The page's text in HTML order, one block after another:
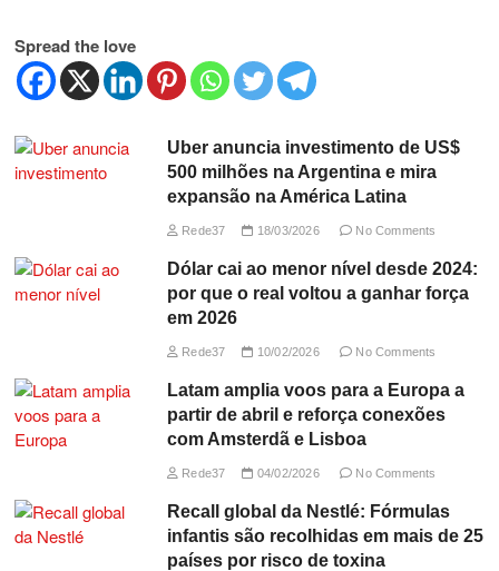
Spread the love
Uber anuncia investimento de US$
500 milhões na Argentina e mira
expansão na América Latina
Rede37 18/03/2026 No Comments
Dólar cai ao menor nível desde 2024:
por que o real voltou a ganhar força
em 2026
Rede37 10/02/2026 No Comments
Latam amplia voos para a Europa a
partir de abril e reforça conexões
com Amsterdã e Lisboa
Rede37 04/02/2026 No Comments
Recall global da Nestlé: Fórmulas
infantis são recolhidas em mais de 25
países por risco de toxina